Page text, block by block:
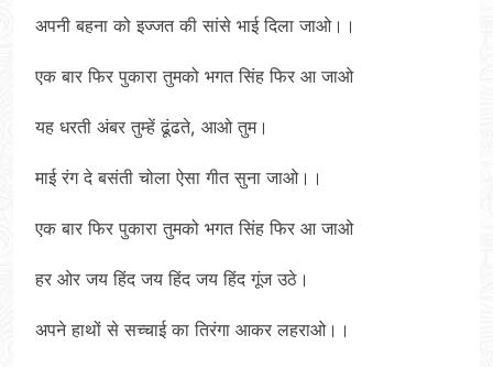
अपनी बहना को इज्जत की सांसे भाई दिला जाओ।।
एक बार फिर पुकारा तुमको भगत सिंह फिर आ जाओ
यह धरती अंबर तुम्हें ढूंढते, आओ तुम।
माई रंग दे बसंती चोला ऐसा गीत सुना जाओ।।
एक बार फिर पुकारा तुमको भगत सिंह फिर आ जाओ
हर ओर जय हिंद जय हिंद जय हिंद गूंज उठे।
अपने हाथों से सच्चाई का तिरंगा आकर लहराओ।।